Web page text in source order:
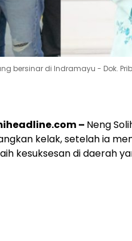
bersinar di Indramayu - Dok.
– Neng
kelak, setelah ia
kesuksesan di daerah